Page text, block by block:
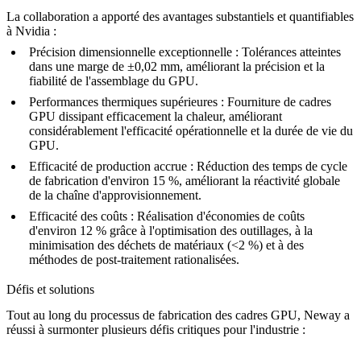
La collaboration a apporté des avantages substantiels et quantifiables
à Nvidia :
Précision dimensionnelle exceptionnelle : Tolérances atteintes
dans une marge de ±0,02 mm, améliorant la précision et la
fiabilité de l'assemblage du GPU.
Performances thermiques supérieures : Fourniture de cadres
GPU dissipant efficacement la chaleur, améliorant
considérablement l'efficacité opérationnelle et la durée de vie du
GPU.
Efficacité de production accrue : Réduction des temps de cycle
de fabrication d'environ 15 %, améliorant la réactivité globale
de la chaîne d'approvisionnement.
Efficacité des coûts : Réalisation d'économies de coûts
d'environ 12 % grâce à l'optimisation des outillages, à la
minimisation des déchets de matériaux (<2 %) et à des
méthodes de post-traitement rationalisées.
Défis et solutions
Tout au long du processus de fabrication des cadres GPU, Neway a
réussi à surmonter plusieurs défis critiques pour l'industrie :